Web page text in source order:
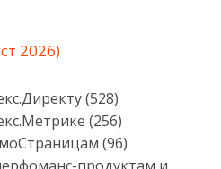
2026)
(528)
(256)
(96)